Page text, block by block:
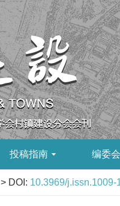
投稿指南 编委会
> DOI: 10.3969/j.issn.1009-